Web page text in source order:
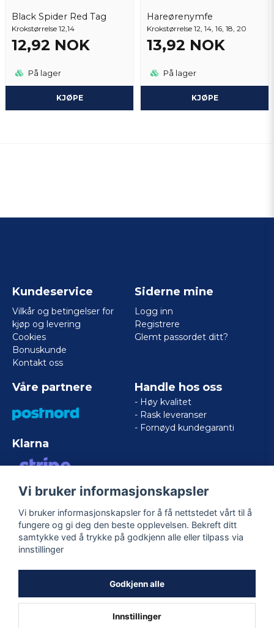
Black Spider Red Tag
Krokstørrelse 12,14
12,92 NOK
På lager
KJØPE
Hareørenymfe
Krokstørrelse 12, 14, 16, 18, 20
13,92 NOK
På lager
KJØPE
Kundeservice
Vilkår og betingelser for
kjøp og levering
Cookies
Bonuskunde
Kontakt oss
Siderne mine
Logg inn
Registrere
Glemt passordet ditt?
Våre partnere
Klarna
VISA/MASTERCARD/AMERICAN
Handle hos oss
- Høy kvalitet
- Rask leveranser
- Fornøyd kundegaranti
Følg oss
Vi bruker informasjonskapsler
Vi bruker informasjonskapsler for å få nettstedet vårt til å
fungere og gi deg den beste opplevelsen. Bekreft ditt
samtykke ved å trykke på godkjenn alle eller tilpass via
innstillinger
Godkjenn alle
Innstillinger